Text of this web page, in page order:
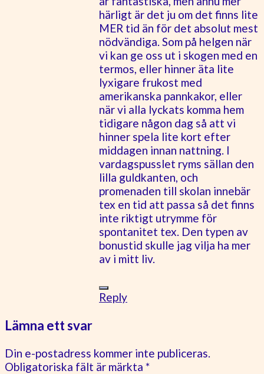
härligt är det ju om det finns lite
MER tid än för det absolut mest
nödvändiga. Som på helgen när
vi kan ge oss ut i skogen med en
termos, eller hinner äta lite
lyxigare frukost med
amerikanska pannkakor, eller
när vi alla lyckats komma hem
tidigare någon dag så att vi
hinner spela lite kort efter
middagen innan nattning. I
vardagspusslet ryms sällan den
lilla guldkanten, och
promenaden till skolan innebär
tex en tid att passa så det finns
inte riktigt utrymme för
spontanitet tex. Den typen av
bonustid skulle jag vilja ha mer
av i mitt liv.
Reply
Lämna ett svar
Din e-postadress kommer inte publiceras.
Obligatoriska fält är märkta *